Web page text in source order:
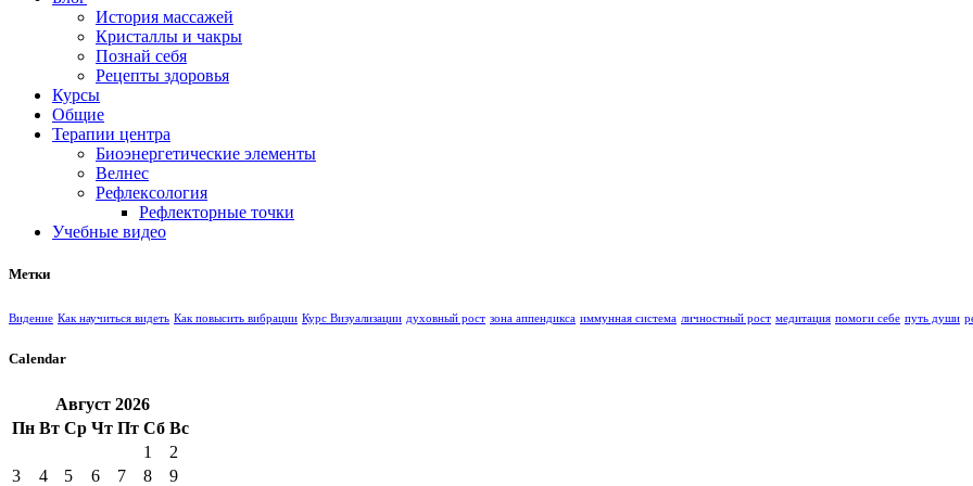
История массажей
Кристаллы и чакры
Познай себя
Рецепты здоровья
Курсы
Общие
Терапии центра
Биоэнергетические элементы
Велнес
Рефлексология
Рефлекторные точки
Учебные видео
Метки
Видение Как научиться видеть Как повысить вибрации Курс Визуализации духовный рост зона аппендикса иммунная система личностный рост медитация помоги себе путь души
Calendar
Август 2026
Пн Вт Ср Чт Пт Сб Вс
1
2
3
4 5 6 7 8 9